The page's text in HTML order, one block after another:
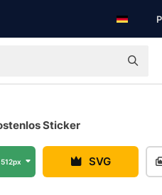
Sticker
512px SVG